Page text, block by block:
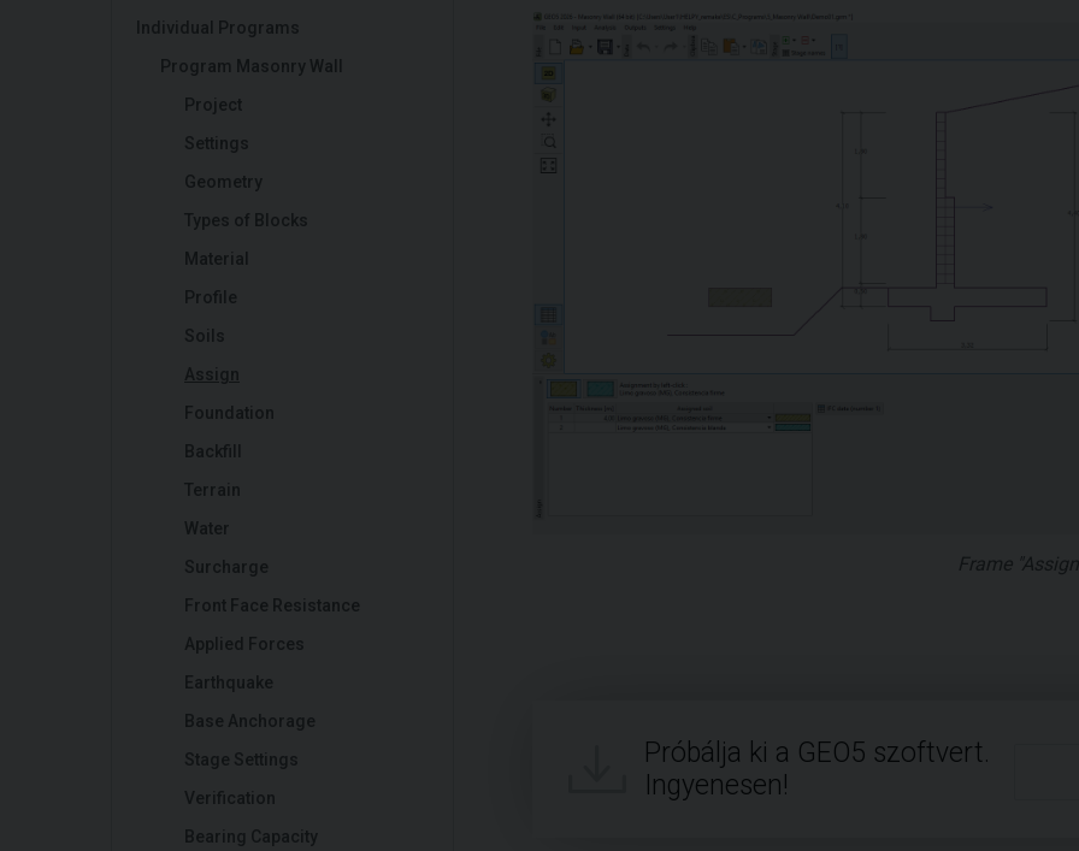
Individual Programs
Program Masonry Wall
Project
Settings
Geometry
Types of Blocks
Material
Profile
Soils
Assign
Foundation
Backfill
Terrain
Water
Surcharge
Front Face Resistance
Applied Forces
Earthquake
Base Anchorage
Stage Settings
Verification
Bearing Capacity
Frame
Próbálja ki a GEO5 szoftvert.
Ingyenesen!